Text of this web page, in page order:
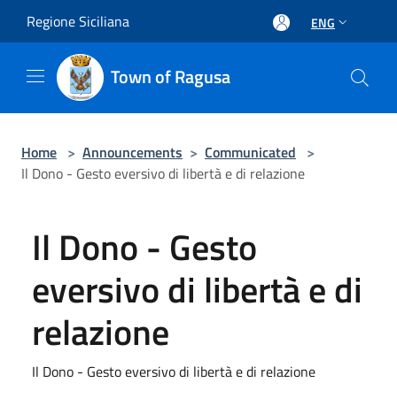
Regione Siciliana ENG
Town of Ragusa
Home > Announcements > Communicated >
Il Dono - Gesto eversivo di libertà e di relazione
Il Dono - Gesto
eversivo di libertà e di
relazione
Il Dono - Gesto eversivo di libertà e di relazione